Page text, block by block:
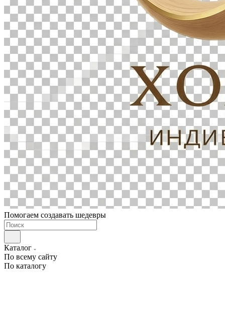
Помогаем создавать шедевры
Каталог
По всему сайту
По каталогу